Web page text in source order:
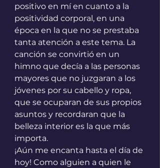
positivo en mí en cuanto a la
positividad corporal, en una
época en la que no se prestaba
tanta atención a este tema. La
canción se convirtió en un
himno que decía a las personas
mayores que no juzgaran a los
jóvenes por su cabello y ropa,
que se ocuparan de sus propios
asuntos y recordaran que la
belleza interior es la que más
importa.
¡Aún me encanta hasta el día de
hoy! Como alguien a quien le